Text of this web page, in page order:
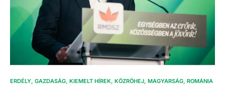
ERDÉLY GAZDASÁG KIEMELT HÍREK KÖZRÖHEJ MAGYARSÁG ROMÁNIA